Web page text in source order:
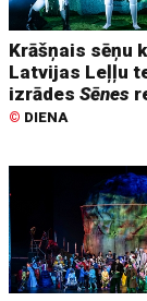
Krāšņais sēņu
Latvijas Leļļu
izrādesSēnes
© DIENA